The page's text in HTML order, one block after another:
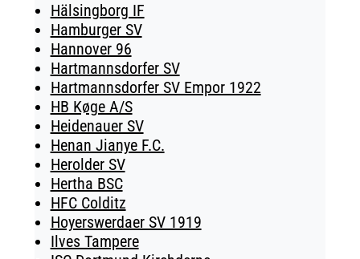
Hälsingborg IF
Hamburger SV
Hannover 96
Hartmannsdorfer SV
Hartmannsdorfer SV Empor 1922
HB Køge A/S
Heidenauer SV
Henan Jianye F.C.
Herolder SV
Hertha BSC
HFC Colditz
Hoyerswerdaer SV 1919
Ilves Tampere